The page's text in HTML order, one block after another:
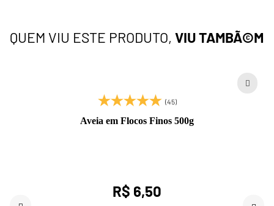
QUEM VIU ESTE PRODUTO, VIU TAMBÃ©M
(45)
Aveia em Flocos Finos 500g
R$ 6,50